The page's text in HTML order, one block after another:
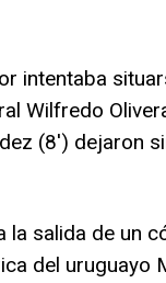
intentaba
Wilfredo
(8′) dejaron
la salida de un
del uruguayo